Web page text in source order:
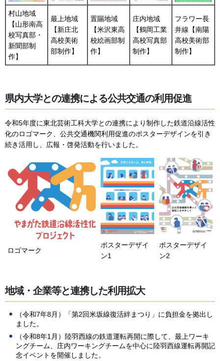
村山地域
【山形南高
校写真部・
新聞部制
作】
最上地域
【新庄北
高校美術
部制作】
置賜地域
【米沢東高
校絵画部制
作】
庄内地域
【鶴岡工業
高校写真部
制作】
フラワー長
井線【南陽
高校美術部
制作】
県内大学との連携による公共交通の利用促進
令和5年度に東北芸術工科大学との連携により制作した鉄道沿線活性
化のロゴマーク、公共交通機関利用促進のポスターデザインを引き
続き活用し、広報・啓発活動を行いました。
ロゴマーク
ポスターデザイ
ン1
ポスターデザイ
ン2
地域・企業等と連携した利用拡大
（令和7年8月）「第2回米坂線復活絆まつり」に負担金を拠出し
ました。
（令和8年1月）陸羽西線の鉄道運転再開に際して、最上ワーキ
ングチーム、庄内ワーキングチームを中心に陸羽西線運転再開記
念イベントを開催しました。